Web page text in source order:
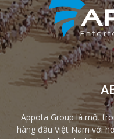
Appota Group là một
hàng đầu Việt Nam với